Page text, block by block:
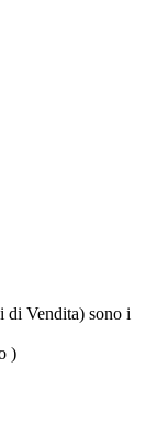
di Vendita) sono i
)